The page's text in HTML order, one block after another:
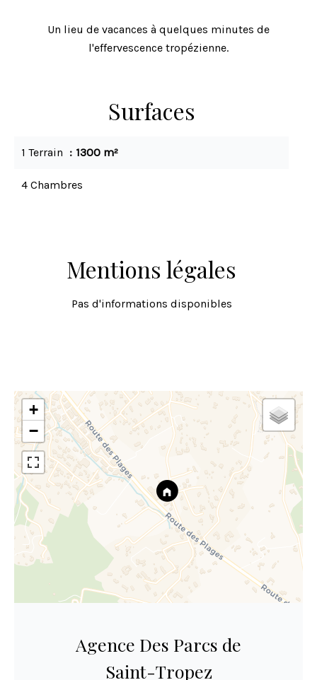
Un lieu de vacances à quelques minutes de
l'effervescence tropézienne.
Surfaces
1 Terrain 1300 m²
4 Chambres
Mentions légales
Pas d'informations disponibles
+
−
Agence Des Parcs de
Saint-Tropez